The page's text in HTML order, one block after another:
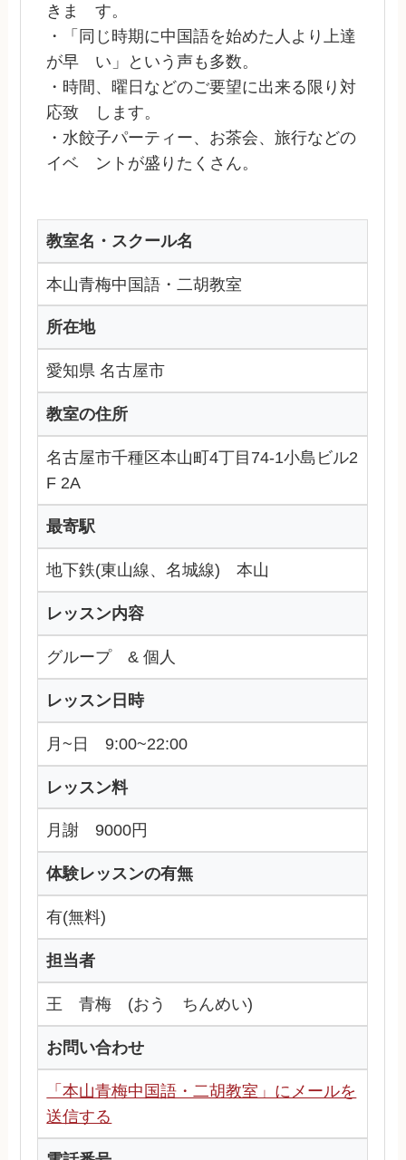
きま す。
・「同じ時期に中国語を始めた人より上達
が早 い」という声も多数。
・時間、曜日などのご要望に出来る限り対
応致 します。
・水餃子パーティー、お茶会、旅行などの
イベ ントが盛りたくさん。
教室名・スクール名
本山青梅中国語・二胡教室
所在地
愛知県 名古屋市
教室の住所
名古屋市千種区本山町4丁目74-1小島ビル2
F 2A
最寄駅
地下鉄(東山線、名城線) 本山
レッスン内容
グループ & 個人
レッスン日時
月~日 9:00~22:00
レッスン料
月謝 9000円
体験レッスンの有無
有(無料)
担当者
王 青梅 (おう ちんめい)
お問い合わせ
「本山青梅中国語・二胡教室」にメールを
送信する